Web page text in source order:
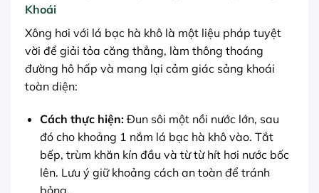
Khoái
Xông hơi với lá bạc hà khô là một liệu pháp tuyệt
vời để giải tỏa căng thẳng, làm thông thoáng
đường hô hấp và mang lại cảm giác sảng khoái
toàn diện:
Cách thực hiện:Đun sôi một nồi nước lớn, sau
đó cho khoảng 1 nắm lá bạc hà khô vào. Tắt
bếp, trùm khăn kín đầu và từ từ hít hơi nước bốc
lên. Lưu ý giữ khoảng cách an toàn để tránh
bỏng.